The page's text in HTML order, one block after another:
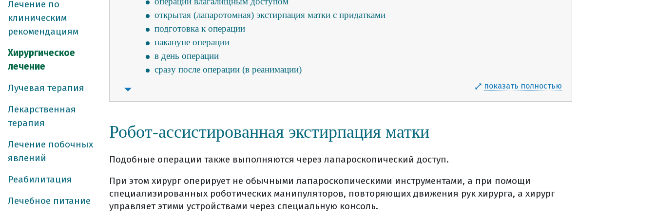
Лечение по
клиническим
рекомендациям
Хирургическое
лечение
Лучевая терапия
Лекарственная
терапия
Лечение побочных
явлений
Реабилитация
Лечебное питание
открытая (лапаротомная) экстирпация матки с придатками
подготовка к операции
накануне операции
в день операции
сразу после операции (в реанимации)
за две недели до операции
что взять с собой в больницу?
накануне операции
в день операции
сразу после операции (в реанимации)
показать полностью
Робот-ассистированная экстирпация матки
Подобные операции также выполняются через лапароскопический доступ.
При этом хирург оперирует не обычными лапароскопическими инструментами, а при помощи
специализированных роботических манипуляторов, повторяющих движения рук хирурга, а хирург
управляет этими устройствами через специальную консоль.